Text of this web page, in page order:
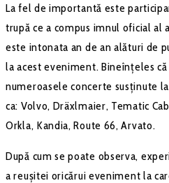
La fel de importantă este
trupă ce a compus imnul oficial al
este intonata an de an alături de
la acest eveniment. Bineînțeles
numeroasele concerte susținute
ca: Volvo, Dräxlmaier, Tematic
Orkla, Kandia, Route 66, Arvato.
După cum se poate observa,
a reușitei oricărui eveniment la